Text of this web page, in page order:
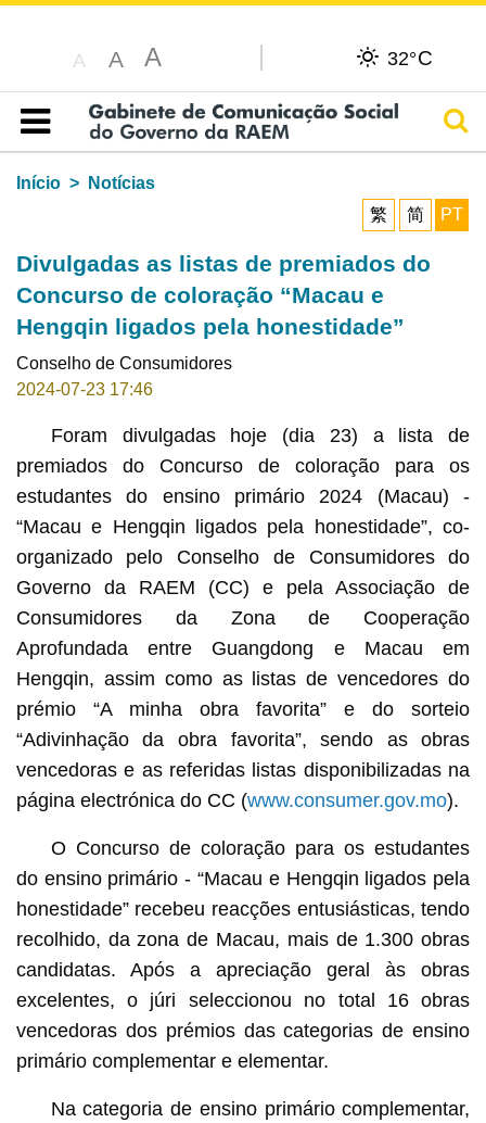
A A A 32°C
Índice
Início
Notícias
繁
简 PT
Divulgadas as listas de premiados do
Concurso de coloração “Macau e
Hengqin ligados pela honestidade”
Conselho de Consumidores
2024-07-23 17:46
Foram divulgadas hoje (dia 23) a lista de
premiados do Concurso de coloração para os
estudantes do ensino primário 2024 (Macau) -
“Macau e Hengqin ligados pela honestidade”, co-
organizado pelo Conselho de Consumidores do
Governo da RAEM (CC) e pela Associação de
Consumidores da Zona de Cooperação
Aprofundada entre Guangdong e Macau em
Hengqin, assim como as listas de vencedores do
prémio “A minha obra favorita” e do sorteio
“Adivinhação da obra favorita”, sendo as obras
vencedoras e as referidas listas disponibilizadas na
página electrónica do CC (www.consumer.gov.mo).
O Concurso de coloração para os estudantes
do ensino primário - “Macau e Hengqin ligados pela
honestidade” recebeu reacções entusiásticas, tendo
recolhido, da zona de Macau, mais de 1.300 obras
candidatas. Após a apreciação geral às obras
excelentes, o júri seleccionou no total 16 obras
vencedoras dos prémios das categorias de ensino
primário complementar e elementar.
Na categoria de ensino primário complementar,